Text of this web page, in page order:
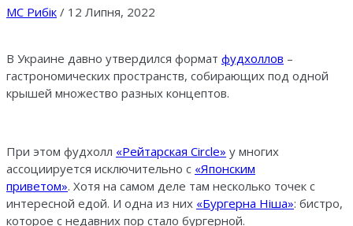
МС Рибік / 12 Липня, 2022
В Украине давно утвердился формат фудхоллов –
гастрономических пространств, собирающих под одной
крышей множество разных концептов.
При этом фудхолл «Рейтарская Circle» у многих
ассоциируется исключительно с «Японским
приветом». Хотя на самом деле там несколько точек с
интересной едой. И одна из них «Бургерна Нiша»: бистро,
которое с недавних пор стало бургерной.